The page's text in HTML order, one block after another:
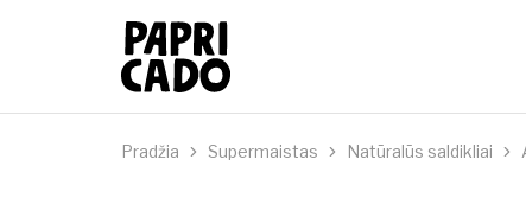
Papricado
Pradžia Supermaistas Natūralūs saldikliai